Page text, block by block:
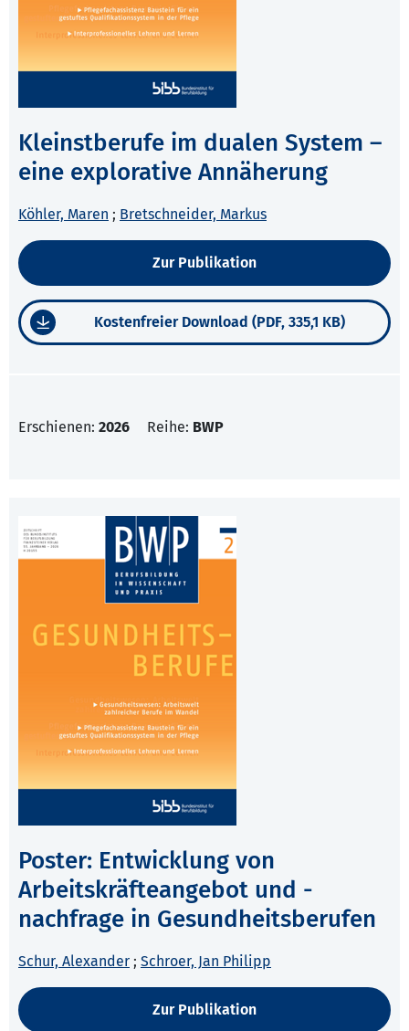
Kleinstberufe im dualen System –
eine explorative Annäherung
Köhler, Maren ; Bretschneider, Markus
Zur Publikation
Kostenfreier Download (PDF, 335,1 KB)
Erschienen: 2026 Reihe: BWP
Poster: Entwicklung von
Arbeitskräfteangebot und -
nachfrage in Gesundheitsberufen
Schur, Alexander ; Schroer, Jan Philipp
Zur Publikation